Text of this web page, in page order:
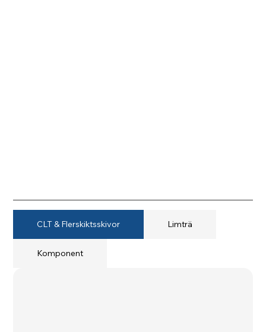
CLT & Flerskiktsskivor Limträ
Komponent